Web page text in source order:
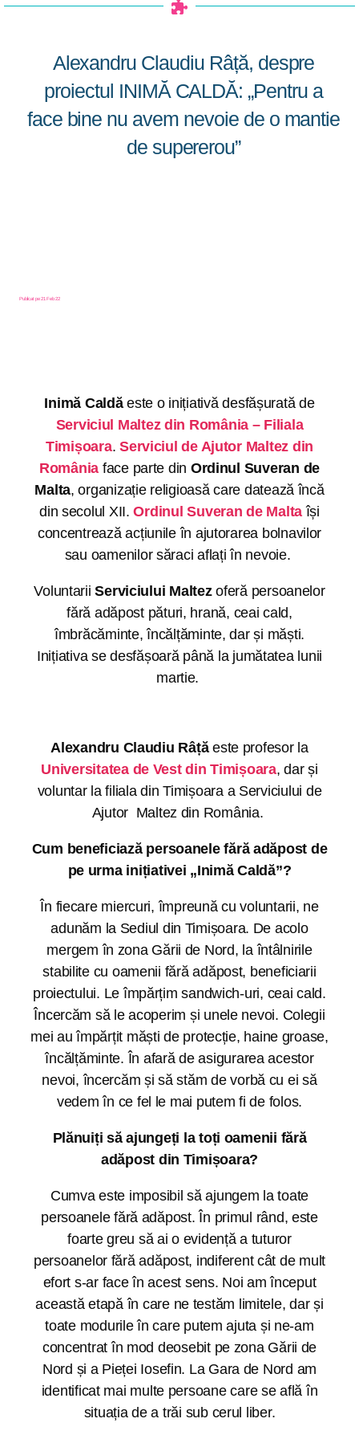
Alexandru Claudiu Râță, despre
proiectul INIMĂ CALDĂ: „Pentru a
face bine nu avem nevoie de o mantie
de supererou”
Publicat pe21 Feb 22
Inimă Caldăeste o inițiativă desfășurată de
Serviciul Maltez din România – Filiala
Timișoara.Serviciul de Ajutor Maltez din
România face parte din Ordinul Suveran de
Malta, organizație religioasă care datează încă
din secolul XII.Ordinul Suveran de Malta își
concentrează acțiunile în ajutorarea bolnavilor
sau oamenilor săraci aflați în nevoie.
VoluntariiServiciului Maltezoferă persoanelor
fără adăpost pături, hrană, ceai cald,
îmbrăcăminte, încălțăminte, dar și măști.
Inițiativa se desfășoară până la jumătatea lunii
martie.
Alexandru Claudiu Râțăeste profesor la
Universitatea de Vest din Timișoara, dar și
voluntar la filiala din Timișoara a Serviciului de
Ajutor Maltez din România.
Cum beneficiază persoanele fără adăpost de
pe urma inițiativei „Inimă Caldă”?
În fiecare miercuri, împreună cu voluntarii, ne
adunăm la Sediul din Timișoara. De acolo
mergem în zona Gării de Nord, la întâlnirile
stabilite cu oamenii fără adăpost, beneficiarii
proiectului. Le împărțim sandwich-uri, ceai cald.
Încercăm să le acoperim și unele nevoi. Colegii
mei au împărțit măști de protecție, haine groase,
încălțăminte. În afară de asigurarea acestor
nevoi, încercăm și să stăm de vorbă cu ei să
vedem în ce fel le mai putem fi de folos.
Plănuiți să ajungeți la toți oamenii fără
adăpost din Timișoara?
Cumva este imposibil să ajungem la toate
persoanele fără adăpost. În primul rând, este
foarte greu să ai o evidență a tuturor
persoanelor fără adăpost, indiferent cât de mult
efort s-ar face în acest sens. Noi am început
această etapă în care ne testăm limitele, dar și
toate modurile în care putem ajuta și ne-am
concentrat în mod deosebit pe zona Gării de
Nord și a Pieței Iosefin. La Gara de Nord am
identificat mai multe persoane care se află în
situația de a trăi sub cerul liber.